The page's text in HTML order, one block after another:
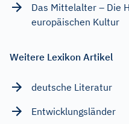
Das Mittelalter – Die
europäischen Kultur
Weitere Lexikon Artikel
deutsche Literatur
Entwicklungsländer